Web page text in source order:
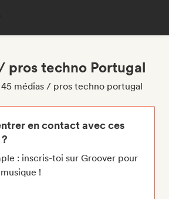
pros techno Portugal
médias / pros techno portugal
en contact avec ces
: inscris-toi sur Groover pour
!